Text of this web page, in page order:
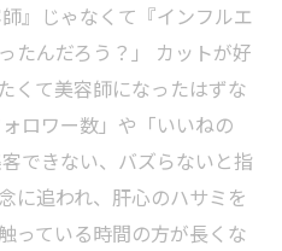
』じゃなくて『インフルエ
たんだろう？」 カットが好
くて美容師になったはずな
ロワー数」や「いいねの
できない、バズらないと指
に追われ、肝心のハサミを
っている時間の方が長くな